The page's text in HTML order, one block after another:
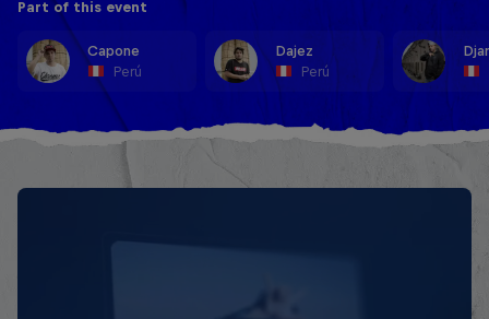
Part of this event
Capone
Perú
Dajez
Perú